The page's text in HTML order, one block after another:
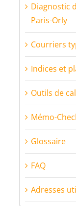
Diagnostic
Paris-Orly
Courriers
Indices et
Outils de
Mémo-
Glossaire
FAQ
Adresses